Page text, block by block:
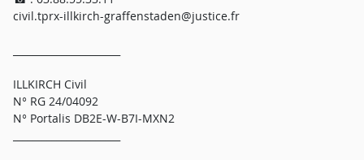
civil.tprx-illkirch-graffenstaden@justice.fr
ILLKIRCH Civil
N° RG 24/04092
N° Portalis DB2E-W-B7I-MXN2